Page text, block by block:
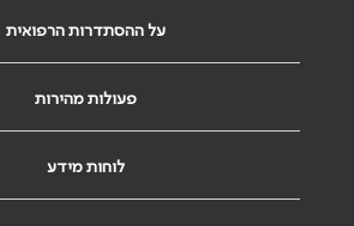
על ההסתדרות הרפואית
פעולות מהירות
לוחות מידע